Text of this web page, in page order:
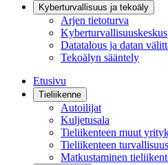
Kyberturvallisuus ja tekoäly
Arjen tietoturva
Kyberturvallisuuskeskus
Datatalous ja datan
Tekoälyn sääntely
Etusivu
Tieliikenne
Autoilijat
Kuljetusala
Tieliikenteen muut
Tieliikenteen
Matkustaminen